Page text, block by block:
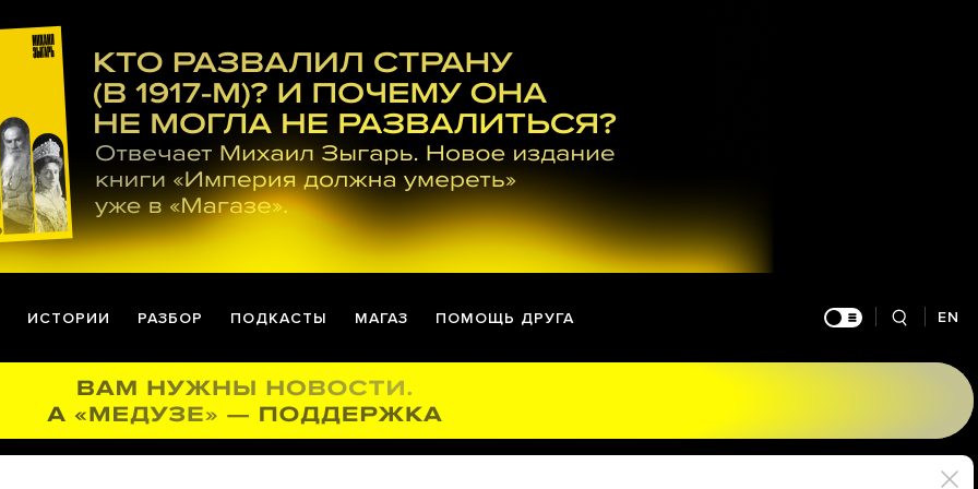
ИСТОРИИ РАЗБОР ПОДКАСТЫ МАГАЗ ПОМОЩЬ ДРУГА EN